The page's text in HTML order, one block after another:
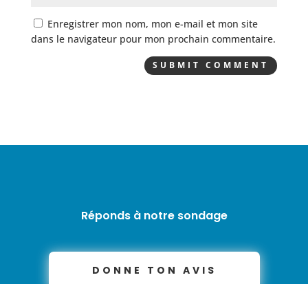
Enregistrer mon nom, mon e-mail et mon site
dans le navigateur pour mon prochain commentaire.
Réponds à notre sondage
DONNE TON AVIS